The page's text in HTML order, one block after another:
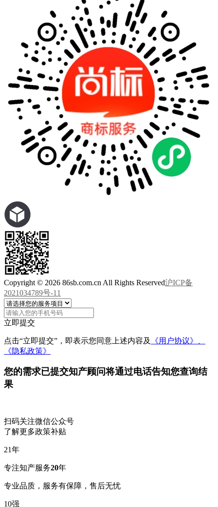
Copyright © 2026 86sb.com.cn All Rights Reserved沪ICP备
2021034789号-11
立即提交
点击“立即提交”，即表示您同意上述内容及
《用户协议》、
《隐私政策》
您的需求已提交知产顾问将通过电话告知您查询结
果
扫码关注微信公众号
了解更多政策补贴
21年
专注知产服务20年
专业品质，服务有保障，售后无忧
10强